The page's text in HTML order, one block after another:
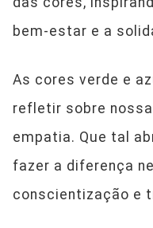
bem-estar e a
As cores verde e
refletir sobre
empatia. Que tal
fazer a diferença
conscientização e